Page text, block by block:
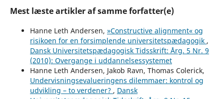
Mest læste artikler af samme forfatter(e)
Hanne Leth Andersen, »Constructive alignment« og
risikoen for en forsimplende universitetspædagogik ,
Dansk Universitetspædagogisk Tidsskrift: Årg. 5 Nr. 9
(2010): Overgange i uddannelsessystemet
Hanne Leth Andersen, Jakob Ravn, Thomas Colerick,
Undervisningsevalueringens dilemmaer: kontrol og
udvikling – to verdener? , Dansk